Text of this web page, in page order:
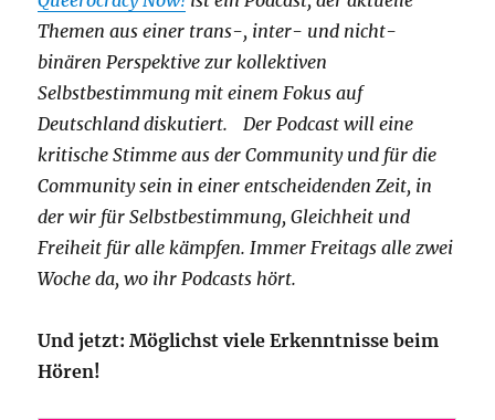
Themen aus einer trans-, inter- und nicht-
binären Perspektive zur kollektiven
Selbstbestimmung mit einem Fokus auf
Deutschland diskutiert. Der Podcast will eine
kritische Stimme aus der Community und für die
Community sein in einer entscheidenden Zeit, in
der wir für Selbstbestimmung, Gleichheit und
Freiheit für alle kämpfen. Immer Freitags alle zwei
Woche da, wo ihr Podcasts hört.
Und jetzt: Möglichst viele Erkenntnisse beim
Hören!